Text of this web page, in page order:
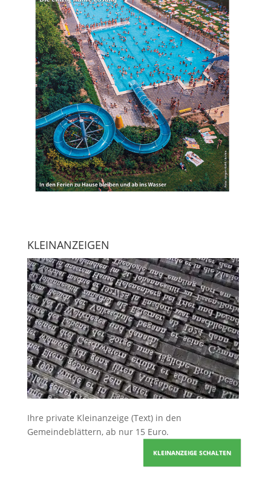
KLEINANZEIGEN
Ihre private Kleinanzeige (Text) in den
Gemeindeblättern, ab nur 15 Euro.
KLEINANZEIGE SCHALTEN